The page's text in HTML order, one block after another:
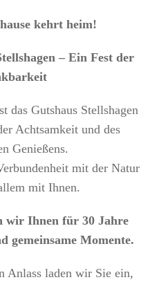
kehrt heim!
– Ein Fest der
das Gutshaus Stellshagen
Achtsamkeit und des
Genießens.
mit der Natur
mit Ihnen.
wir Ihnen für 30 Jahre
gemeinsame Momente.
Anlass laden wir Sie ein,